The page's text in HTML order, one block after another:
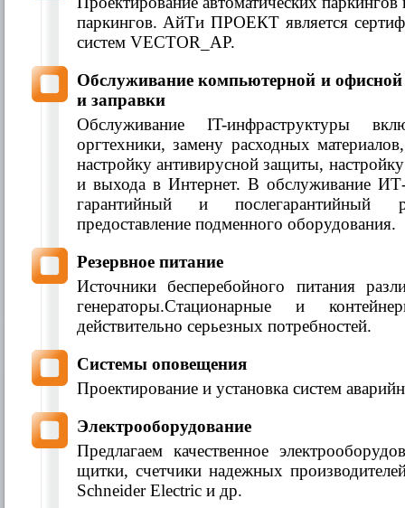
паркингов. АйТи ПРОЕКТ является
систем VECTOR_AP.
Обслуживание компьютерной и
и заправки
Обслуживание IT-инфраструктуры
оргтехники, замену расходных
настройку антивирусной защиты,
и выхода в Интернет. В обслуживание ИТ-
гарантийный и послегарантийный
предоставление подменного оборудования.
Резервное питание
Источники бесперебойного питания
генераторы.Стационарные и
действительно серьезных потребностей.
Системы оповещения
Проектирование и установка систем
Электрооборудование
Предлагаем качественное
щитки, счетчики надежных
Schneider Electric и др.